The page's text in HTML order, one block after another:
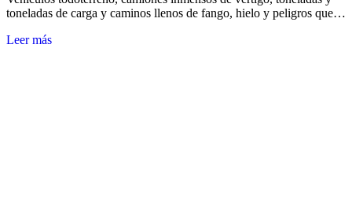
toneladas de carga y caminos llenos de fango, hielo y peligros que…
Leer más